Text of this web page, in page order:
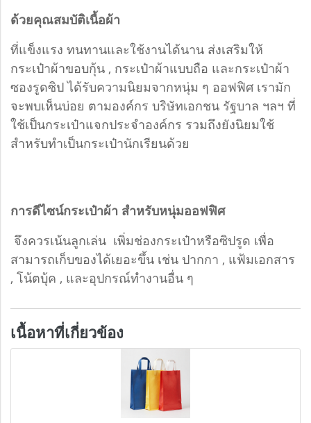
ด้วยคุณสมบัติเนื้อผ้า
ที่แข็งแรง ทนทานและใช้งานได้นาน ส่งเสริมให้
กระเป๋าผ้าขอบกุ้น , กระเป๋าผ้าแบบถือ และกระเป๋าผ้า
ซองรูดซิป ได้รับความนิยมจากหนุ่ม ๆ ออฟฟิศ เรามัก
จะพบเห็นบ่อย ตามองค์กร บริษัทเอกชน รัฐบาล ฯลฯ ที่
ใช้เป็นกระเป๋าแจกประจำองค์กร รวมถึงยังนิยมใช้
สำหรับทำเป็นกระเป๋านักเรียนด้วย
การดีไซน์กระเป๋าผ้า สำหรับหนุ่มออฟฟิศ
จึงควรเน้นลูกเล่น เพิ่มช่องกระเป๋าหรือซิปรูด เพื่อ
สามารถเก็บของได้เยอะขึ้น เช่น ปากกา , แฟ้มเอกสาร
, โน้ตบุ้ค , และอุปกรณ์ทำงานอื่น ๆ
เนื้อหาที่เกี่ยวข้อง